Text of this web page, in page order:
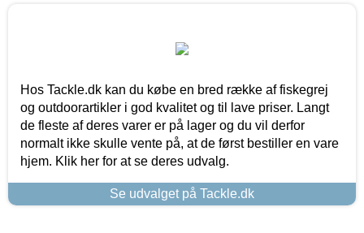
Hos Tackle.dk kan du købe en bred række af fiskegrej
og outdoorartikler i god kvalitet og til lave priser. Langt
de fleste af deres varer er på lager og du vil derfor
normalt ikke skulle vente på, at de først bestiller en vare
hjem. Klik her for at se deres udvalg.
Se udvalget på Tackle.dk